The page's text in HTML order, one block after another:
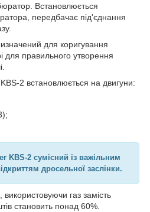
Встановлюється
передбачає під'єднання
для коригування
для правильного утворення
2 встановлюється на двигуни:
KBS-2 сумісний із важільним
дросельної заслінки.
газ замість
становить понад 60%.